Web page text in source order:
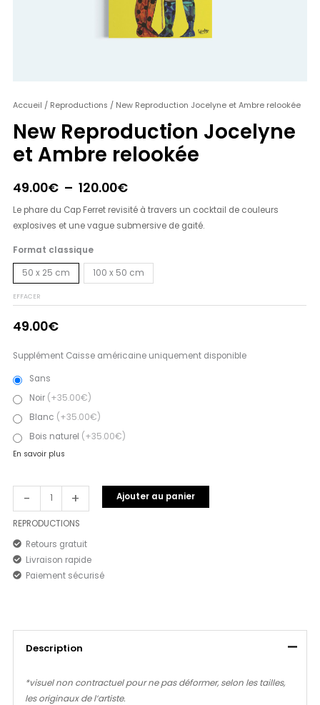
Accueil / Reproductions / New Reproduction Jocelyne et Ambre relookée
New Reproduction Jocelyne
et Ambre relookée
49.00€ – 120.00€
Plage
de
prix :
à
120.00€
Le phare du Cap Ferret revisité à travers un cocktail de couleurs
explosives et une vague submersive de gaité.
Format classique
50 x 25 cm 100 x 50 cm
EFFACER
49.00€
Supplément Caisse américaine uniquement disponible
Sans
Noir (+35.00€)
Blanc (+35.00€)
Bois naturel (+35.00€)
En savoir plus
-
quantité
New
Reproduction
et
relookée
+ Ajouter au panier
REPRODUCTIONS
Retours gratuit
Livraison rapide
Paiement sécurisé
Description
*visuel non contractuel pour ne pas déformer, selon les tailles,
les originaux de l’artiste.